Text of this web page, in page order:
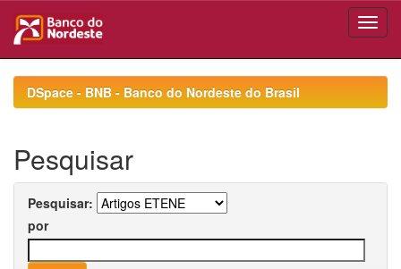
navigationDSpace - BNB - Banco do Nordeste do Brasil
Pesquisar
Pesquisar:
por